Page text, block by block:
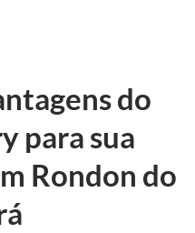
do
para sua
Rondon do